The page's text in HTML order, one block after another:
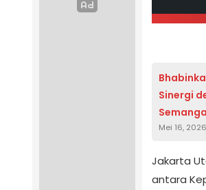
Sinergi
Mei 16, 2026
Jakarta
antara